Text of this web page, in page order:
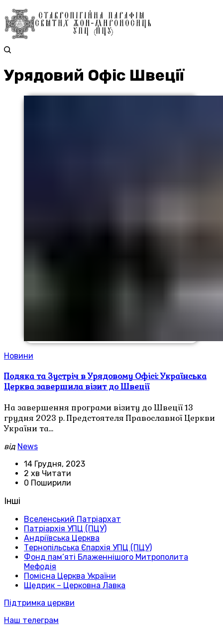
Урядовий Офіс Швеції
Новини
Подяка та Зустріч в Урядовому Офісі: Українська
Церква завершила візит до Швеції
На завершення програми візиту до Швеції 13
грудня 2023 р. Предстоятеля Православної Церкви
України та…
від News
14 Грудня, 2023
2 хв Читати
0 Поширили
Інші
Вселенський Патріархат
Патріархія УПЦ (ПЦУ)
Андріївська Церква
Тернопільська Єпархія УПЦ (ПЦУ)
Фонд пам’яті Блаженнішого Митрополита
Мефодія
Помісна Церква України
Щедрик – Церковна Лавка
Підтримка церкви
Наш телеграм